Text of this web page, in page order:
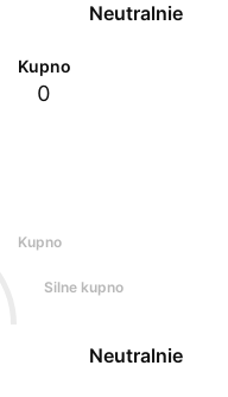
Kupno
Silne kupno
Neutralnie
Neutralnie
Kupno
0